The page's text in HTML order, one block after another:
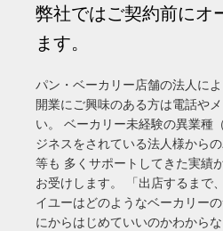
弊社ではご契約前にオ
ます。
パン・ベーカリー店舗の法人に
開業にご興味のある方は電話や
い。 ベーカリー未経験の異業種
ジネスをされている法人様から
等も 多くサポートしてきた実績
お受けします。 「出店するまで
イユーはどのようなベーカリー
にからはじめていいのかわから